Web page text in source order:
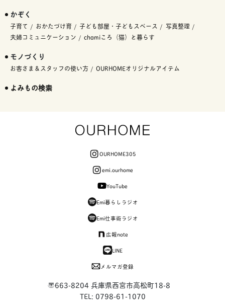
かぞく
子育て おかたづけ育 子ども部屋・子どもスペース
写真整理
夫婦コミュニケーション
chamiころ（猫）と暮らす
モノづくり
お客さま＆スタッフの使い方 OURHOMEオリジナルアイテム
よみもの検索
OURHOME305
emi.ourhome
YouTube
Emi暮らしラジオ
Emi仕事術ラジオ
広報note
LINE
メルマガ登録
〒663-8204 兵庫県西宮市高松町18-8
TEL: 0798-61-1070